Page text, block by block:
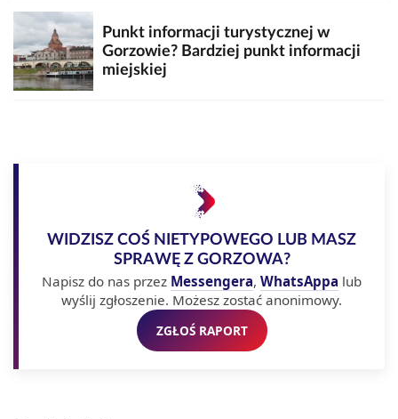
Punkt informacji turystycznej w
Gorzowie? Bardziej punkt informacji
miejskiej
WIDZISZ COŚ NIETYPOWEGO LUB MASZ
SPRAWĘ Z GORZOWA?
Napisz do nas przez Messengera, WhatsAppa lub
wyślij zgłoszenie. Możesz zostać anonimowy.
ZGŁOŚ RAPORT